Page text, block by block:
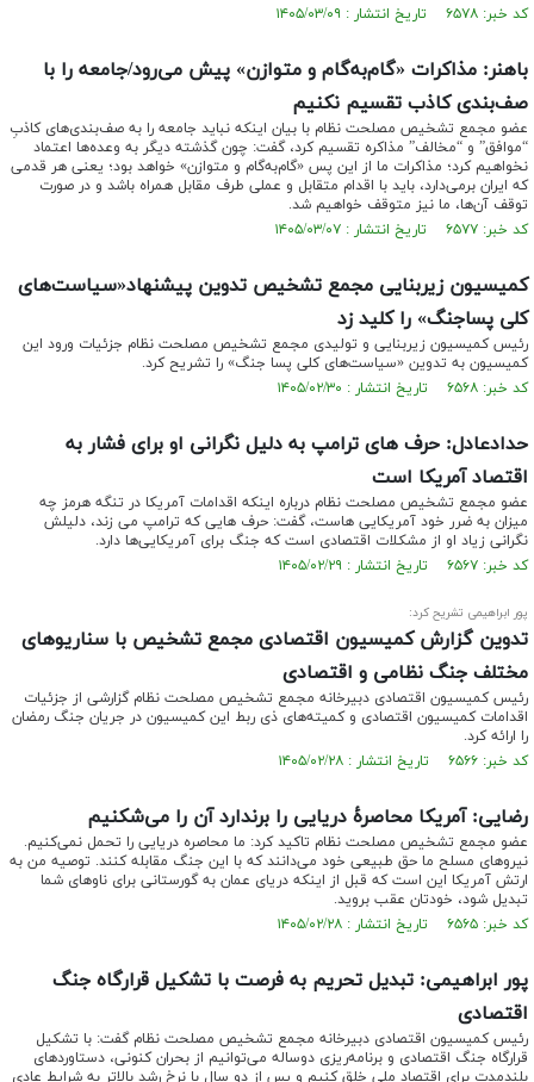
کد خبر: ۶۵۷۸ تاریخ انتشار : ۱۴۰۵/۰۳/۰۹
باهنر: مذاکرات «گام‌به‌گام و متوازن» پیش می‌رود/جامعه را با
صف‌بندی کاذب تقسیم نکنیم
عضو مجمع تشخیص مصلحت نظام با بیان اینکه نباید جامعه را به صف‌بندی‌های کاذبِ
“موافق” و “مخالف” مذاکره تقسیم کرد، گفت: چون گذشته دیگر به وعده‌ها اعتماد
نخواهیم کرد؛ مذاکرات ما از این پس «گام‌به‌گام و متوازن» خواهد بود؛ یعنی هر قدمی
که ایران برمی‌دارد، باید با اقدام متقابل و عملی طرف مقابل همراه باشد و در صورت
توقف آن‌ها، ما نیز متوقف خواهیم شد.
کد خبر: ۶۵۷۷ تاریخ انتشار : ۱۴۰۵/۰۳/۰۷
کمیسیون زیربنایی مجمع تشخیص تدوین پیشنهاد«سیاست‌های
کلی پساجنگ» را کلید زد
رئیس کمیسیون زیربنایی و تولیدی مجمع تشخیص مصلحت نظام جزئیات ورود این
کمیسیون به تدوین «سیاست‌های کلی پسا جنگ» را تشریح کرد.
کد خبر: ۶۵۶۸ تاریخ انتشار : ۱۴۰۵/۰۲/۳۰
حدادعادل: حرف های ترامپ به دلیل نگرانی او برای فشار به
اقتصاد آمریکا است
عضو مجمع تشخیص مصلحت نظام درباره اینکه اقدامات آمریکا در تنگه هرمز چه
میزان به ضرر خود آمریکایی هاست، گفت: حرف هایی که ترامپ می زند، دلیلش
نگرانی زیاد او از مشکلات اقتصادی است که جنگ برای آمریکایی‌ها دارد.
کد خبر: ۶۵۶۷ تاریخ انتشار : ۱۴۰۵/۰۲/۲۹
پور ابراهیمی تشریح کرد:
تدوین گزارش کمیسیون اقتصادی مجمع تشخیص با سناریوهای
مختلف جنگ نظامی و اقتصادی
رئیس کمیسیون اقتصادی دبیرخانه مجمع تشخیص مصلحت نظام گزارشی از جزئیات
اقدامات کمیسیون اقتصادی و کمیته‌های ذی ربط این کمیسیون در جریان جنگ رمضان
را ارائه کرد.
کد خبر: ۶۵۶۶ تاریخ انتشار : ۱۴۰۵/۰۲/۲۸
رضایی: آمریکا محاصرهٔ دریایی را برندارد آن را می‌شکنیم
عضو مجمع تشخیص مصلحت نظام تاکید کرد: ما محاصره دریایی را تحمل نمی‌کنیم.
نیروهای مسلح ما حق طبیعی خود می‌دانند که با این جنگ مقابله کنند. توصیه من به
ارتش آمریکا این است که قبل از اینکه دریای عمان به گورستانی برای ناوهای شما
تبدیل شود، خودتان عقب بروید.
کد خبر: ۶۵۶۵ تاریخ انتشار : ۱۴۰۵/۰۲/۲۸
پور ابراهیمی: تبدیل تحریم به فرصت با تشکیل قرارگاه جنگ
اقتصادی
رئیس کمیسیون اقتصادی دبیرخانه مجمع تشخیص مصلحت نظام گفت: با تشکیل
قرارگاه جنگ اقتصادی و برنامه‌ریزی دوساله می‌توانیم از بحران کنونی، دستاوردهای
بلندمدت برای اقتصاد ملی خلق کنیم و پس از دو سال با نرخ رشد بالاتر به شرایط عادی